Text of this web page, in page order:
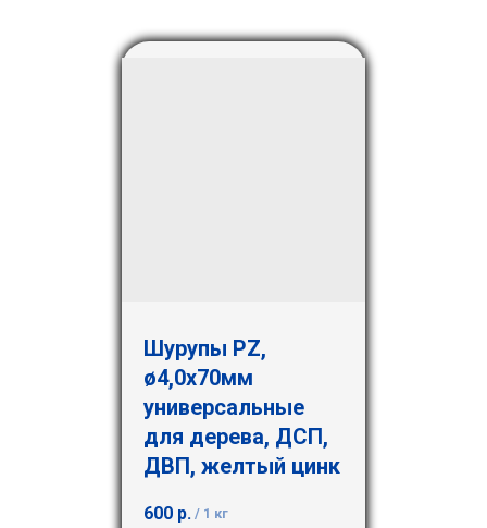
Шурупы PZ,
ø4,0х70мм
универсальные
для дерева, ДСП,
ДВП, желтый цинк
600 р. / 1 кг